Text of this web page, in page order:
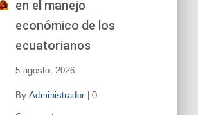
en el manejo
económico de los
ecuatorianos
5 agosto, 2026
By Administrador| 0